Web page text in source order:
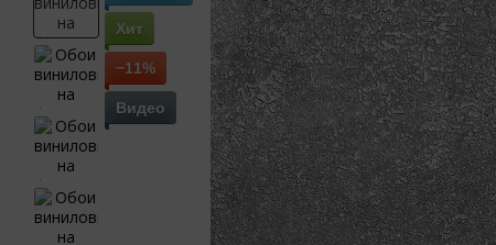
Хит
−11%
Видео